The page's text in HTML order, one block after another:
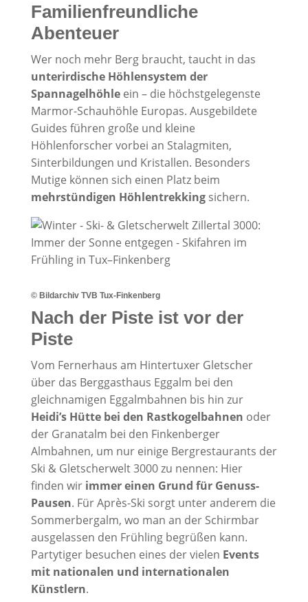
Familienfreundliche
Abenteuer
Wer noch mehr Berg braucht, taucht in das
unterirdische Höhlensystem der
Spannagelhöhleein – die höchstgelegenste
Marmor-Schauhöhle Europas. Ausgebildete
Guides führen große und kleine
Höhlenforscher vorbei an Stalagmiten,
Sinterbildungen und Kristallen. Besonders
Mutige können sich einen Platz beim
mehrstündigen Höhlentrekkingsichern.
© Bildarchiv TVB Tux-Finkenberg
Nach der Piste ist vor der
Piste
Vom Fernerhaus am Hintertuxer Gletscher
über das Berggasthaus Eggalm bei den
gleichnamigen Eggalmbahnen bis hin zur
Heidi’s Hütte bei den Rastkogelbahnen oder
der Granatalm bei den Finkenberger
Almbahnen, um nur einige Bergrestaurants der
Ski & Gletscherwelt 3000 zu nennen: Hier
finden wir immer einen Grund für Genuss-
Pausen. Für Après-Ski sorgt unter anderem die
Sommerbergalm, wo man an der Schirmbar
ausgelassen den Frühling begrüßen kann.
Partytiger besuchen eines der vielen Events
mit nationalen und internationalen
Künstlern.